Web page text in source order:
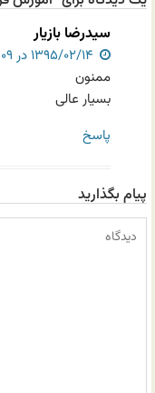
سیدرضا بازیار
ممنون
بسیار عالی
پاسخ
پیام بگذارید